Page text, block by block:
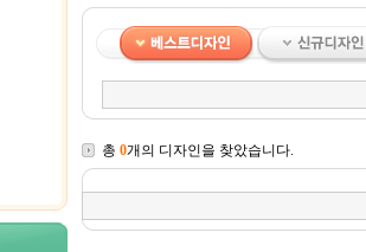
총 0개의 디자인을 찾았습니다.